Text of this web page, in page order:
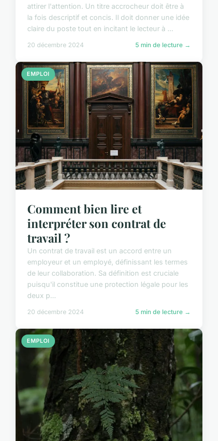
attirer l'attention. Un titre accrocheur doit être à
la fois descriptif et concis. Il doit donner une idée
claire du poste tout en incitant le lecteur à ...
20 décembre 2024 5 min de lecture →
EMPLOI
Comment bien lire et
interpréter son contrat de
travail ?
Un contrat de travail est un accord entre un
employeur et un employé, définissant les termes
de leur collaboration. Sa définition est cruciale
puisqu'il constitue une protection légale pour les
deux p...
20 décembre 2024 5 min de lecture →
EMPLOI